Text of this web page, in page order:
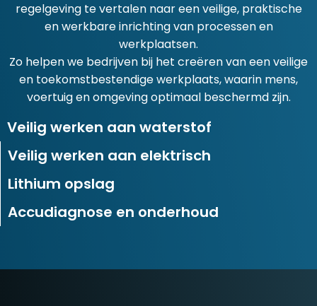
regelgeving te vertalen naar een veilige, praktische
en werkbare inrichting van processen en
werkplaatsen.
Zo helpen we bedrijven bij het creëren van een veilige
en toekomstbestendige werkplaats, waarin mens,
voertuig en omgeving optimaal beschermd zijn.
Veilig werken aan waterstof
Veilig werken aan elektrisch
Lithium opslag
Accudiagnose en onderhoud